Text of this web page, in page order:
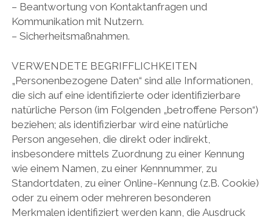
– Beantwortung von Kontaktanfragen und
Kommunikation mit Nutzern.
– Sicherheitsmaßnahmen.
VERWENDETE BEGRIFFLICHKEITEN
„Personenbezogene Daten“ sind alle Informationen,
die sich auf eine identifizierte oder identifizierbare
natürliche Person (im Folgenden „betroffene Person“)
beziehen; als identifizierbar wird eine natürliche
Person angesehen, die direkt oder indirekt,
insbesondere mittels Zuordnung zu einer Kennung
wie einem Namen, zu einer Kennnummer, zu
Standortdaten, zu einer Online-Kennung (z.B. Cookie)
oder zu einem oder mehreren besonderen
Merkmalen identifiziert werden kann, die Ausdruck